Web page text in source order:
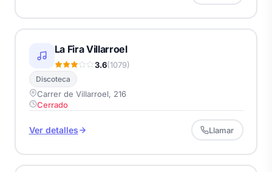
La Fira Villarroel
3.6(1079)
Discoteca
Carrer de Villarroel, 216
Cerrado
Ver detalles Llamar